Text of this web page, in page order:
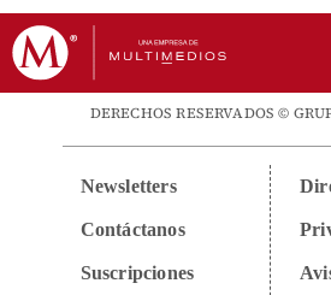
DERECHOS RESERVADOS ©
Newsletters
Contáctanos
Suscripciones